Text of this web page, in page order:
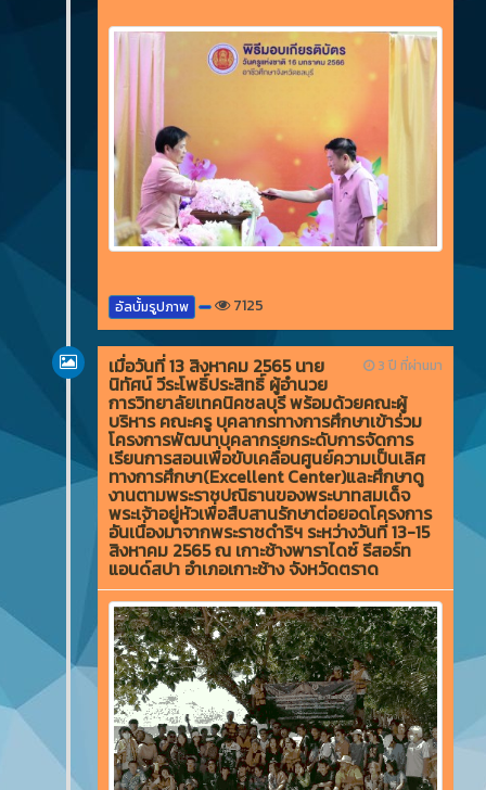
อัลบั้มรูปภาพ 7125
3 ปี ที่ผ่านมา
เมื่อวันที่ 13 สิงหาคม 2565 นาย
นิทัศน์ วีระโพธิ์ประสิทธิ์ ผู้อำนวย
การวิทยาลัยเทคนิคชลบุรี พร้อมด้วยคณะผู้
บริหาร คณะครู บุคลากรทางการศึกษาเข้าร่วม
โครงการพัฒนาบุคลากรยกระดับการจัดการ
เรียนการสอนเพื่อขับเคลื่อนศูนย์ความเป็นเลิศ
ทางการศึกษา(Excellent Center)และศึกษาดู
งานตามพระราชปณิธานของพระบาทสมเด็จ
พระเจ้าอยู่หัวเพื่อสืบสานรักษาต่อยอดโครงการ
อันเนื่องมาจากพระราชดำริฯ ระหว่างวันที่ 13-15
สิงหาคม 2565 ณ เกาะช้างพาราไดซ์ รีสอร์ท
แอนด์สปา อำเภอเกาะช้าง จังหวัดตราด